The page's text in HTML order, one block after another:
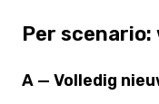
Per scenario:
A — Volledig